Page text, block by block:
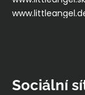
Sociální